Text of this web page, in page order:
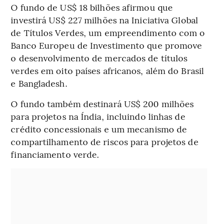
O fundo de US$ 18 bilhões afirmou que
investirá US$ 227 milhões na Iniciativa Global
de Títulos Verdes, um empreendimento com o
Banco Europeu de Investimento que promove
o desenvolvimento de mercados de títulos
verdes em oito países africanos, além do Brasil
e Bangladesh.
O fundo também destinará US$ 200 milhões
para projetos na Índia, incluindo linhas de
crédito concessionais e um mecanismo de
compartilhamento de riscos para projetos de
financiamento verde.